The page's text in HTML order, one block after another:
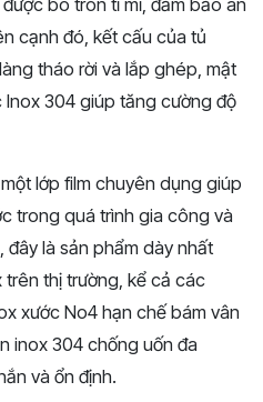
bo tròn tỉ mỉ, đảm bảo an
cạnh đó, kết cấu của tủ
tháo rời và lắp ghép, mật
304 giúp tăng cường độ
lớp film chuyên dụng giúp
trong quá trình gia công và
đây là sản phẩm dày nhất
thị trường, kể cả các
xước No4 hạn chế bám vân
inox 304 chống uốn đa
và ổn định.